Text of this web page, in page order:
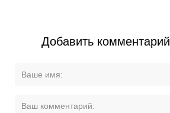
Добавить комментарий